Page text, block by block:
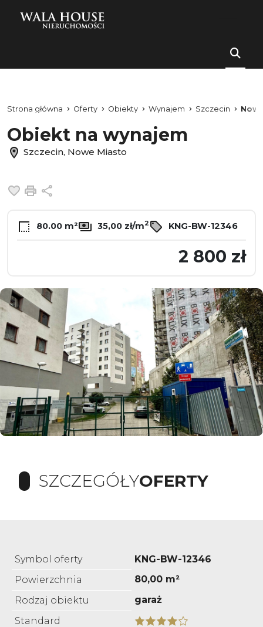
Strona główna Oferty Obiekty Wynajem Szczecin
Obiekt na wynajem
Szczecin, Nowe Miasto
Dodaj do ulubionych
Drukuj
80.00 m² 35,00 zł/m2 KNG-BW-12346
2 800 zł
SZCZEGÓŁYOFERTY
Symbol oferty
KNG-BW-12346
Powierzchnia
80,00 m²
Rodzaj obiektu
garaż
Standard